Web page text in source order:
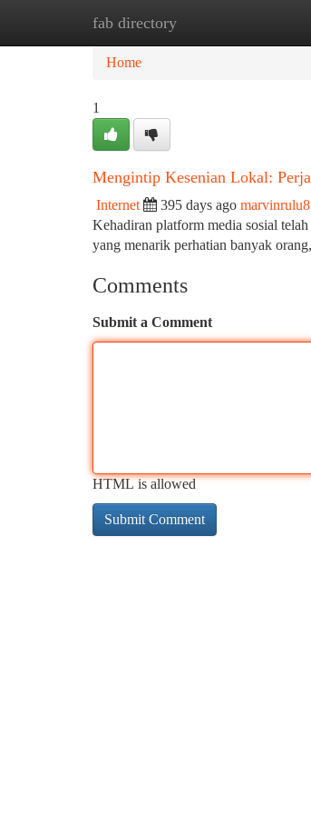
fab directory
Home
Home
1
Mengintip Kesenian Lokal:
Internet 395 days ago
Kehadiran platform media sosial
yang menarik perhatian banyak
Comments
Submit a Comment
HTML is allowed